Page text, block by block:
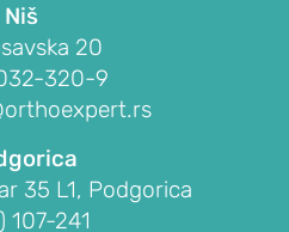
Niš
20
320-9
35 L1, Podgorica
107-241